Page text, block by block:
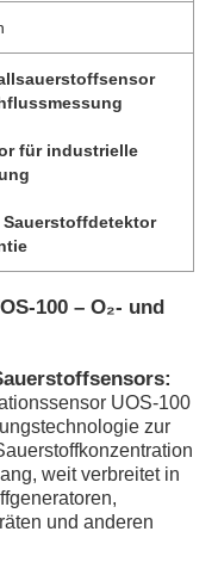
für industrielle
Sauerstoffdetektor
100 – O₂- und
UOS-100
zur
weit verbreitet in
und anderen